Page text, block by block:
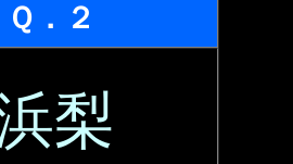
Ｑ．２
梨